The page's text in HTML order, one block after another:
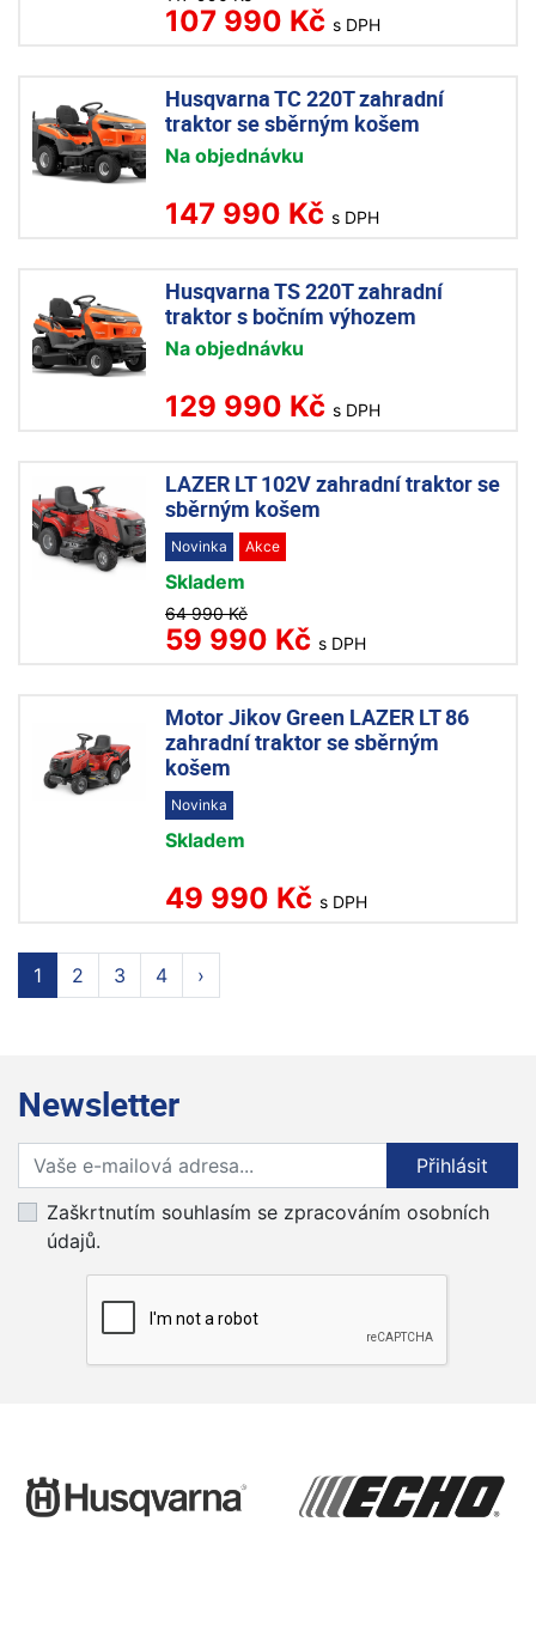
107 990 Kč s DPH
Husqvarna TC 220T zahradní
traktor se sběrným košem
Na objednávku
147 990 Kč s DPH
Husqvarna TS 220T zahradní
traktor s bočním výhozem
Na objednávku
129 990 Kč s DPH
LAZER LT 102V zahradní traktor se
sběrným košem
Novinka Akce
Skladem
64 990 Kč
59 990 Kč s DPH
Motor Jikov Green LAZER LT 86
zahradní traktor se sběrným
košem
Novinka
Skladem
49 990 Kč s DPH
1 2 3 4 ›
Newsletter
Přihlaste se k odběru novinek
Přihlásit
Zaškrtnutím souhlasím se zpracováním osobních
údajů.